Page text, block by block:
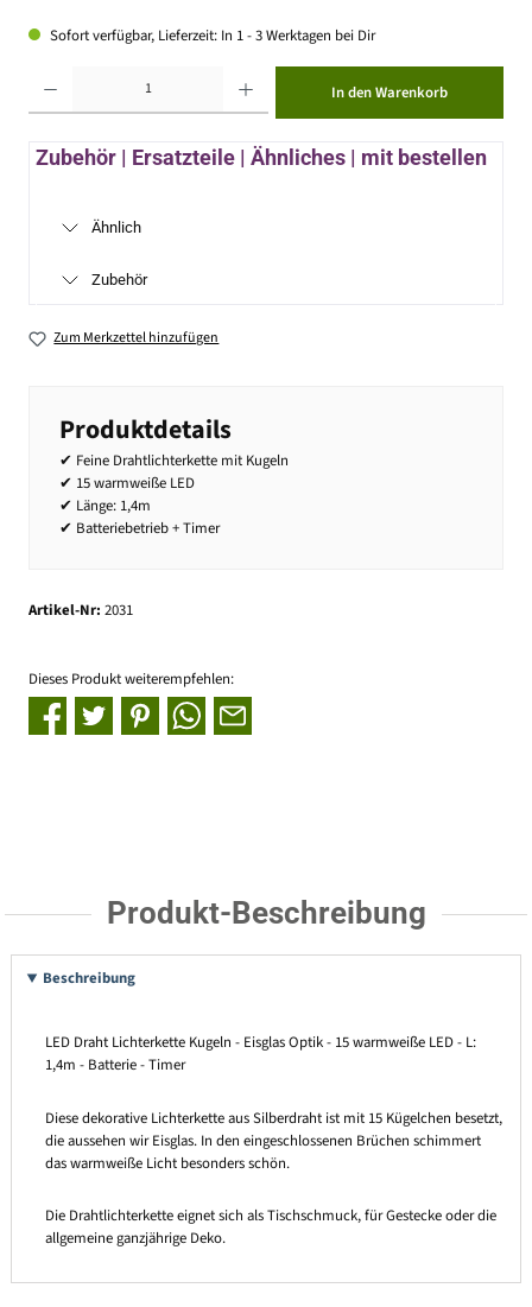
Sofort verfügbar, Lieferzeit: In 1 - 3 Werktagen bei Dir
In den Warenkorb
Zubehör | Ersatzteile | Ähnliches | mit bestellen
Ähnlich
Zubehör
Zum Merkzettel hinzufügen
Produktdetails
✔ Feine Drahtlichterkette mit Kugeln
✔ 15 warmweiße LED
✔ Länge: 1,4m
✔ Batteriebetrieb + Timer
Artikel-Nr: 2031
Dieses Produkt weiterempfehlen:
Produkt-Beschreibung
Beschreibung
LED Draht Lichterkette Kugeln - Eisglas Optik - 15 warmweiße LED - L:
1,4m - Batterie - Timer
Diese dekorative Lichterkette aus Silberdraht ist mit 15 Kügelchen besetzt,
die aussehen wir Eisglas. In den eingeschlossenen Brüchen schimmert
das warmweiße Licht besonders schön.
Die Drahtlichterkette eignet sich als Tischschmuck, für Gestecke oder die
allgemeine ganzjährige Deko.